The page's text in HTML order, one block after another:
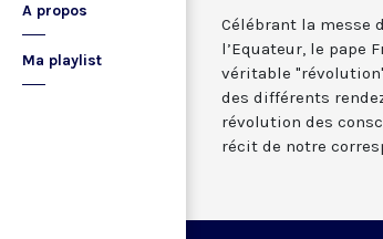
A propos
Ma playlist
Célébrant la messe
l’Equateur, le pape
véritable
des différents
révolution des
récit de notre